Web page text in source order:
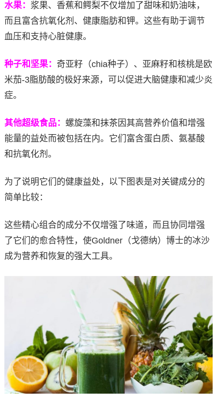
水果： 浆果、香蕉和鳄梨不仅增加了甜味和奶油味，
而且富含抗氧化剂、健康脂肪和钾。这些有助于调节
血压和支持心脏健康。
种子和坚果： 奇亚籽（chia种子）、亚麻籽和核桃是欧
米茄-3脂肪酸的极好来源，可以促进大脑健康和减少炎
症。
其他超级食品： 螺旋藻和抹茶因其高营养价值和增强
能量的益处而被包括在内。它们富含蛋白质、氨基酸
和抗氧化剂。
为了说明它们的健康益处，以下图表是对关键成分的
简单比较：
这些精心组合的成分不仅增强了味道，而且协同增强
了它们的愈合特性，使Goldner（戈德纳）博士的冰沙
成为营养和恢复的强大工具。